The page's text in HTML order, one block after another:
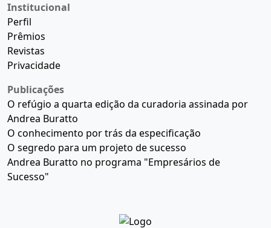
Institucional
Perfil
Prêmios
Revistas
Privacidade
Publicações
O refúgio a quarta edição da curadoria assinada por
Andrea Buratto
O conhecimento por trás da especificação
O segredo para um projeto de sucesso
Andrea Buratto no programa "Empresários de
Sucesso"